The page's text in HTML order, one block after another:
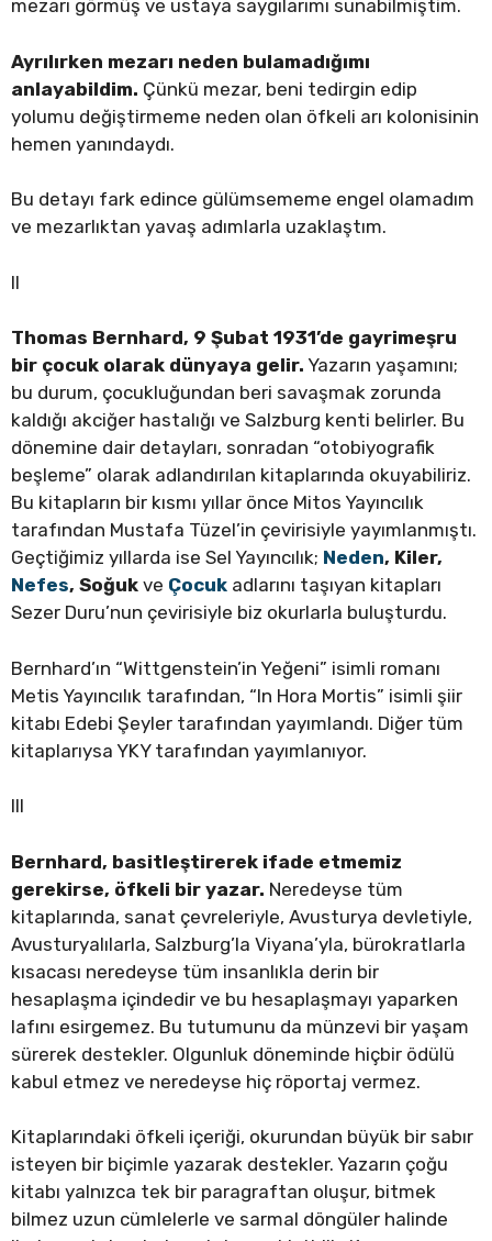
mezarı görmüş ve ustaya saygılarımı sunabilmiştim.
Ayrılırken mezarı neden bulamadığımı
anlayabildim. Çünkü mezar, beni tedirgin edip
yolumu değiştirmeme neden olan öfkeli arı kolonisinin
hemen yanındaydı.
Bu detayı fark edince gülümsememe engel olamadım
ve mezarlıktan yavaş adımlarla uzaklaştım.
II
Thomas Bernhard, 9 Şubat 1931’de gayrimeşru
bir çocuk olarak dünyaya gelir. Yazarın yaşamını;
bu durum, çocukluğundan beri savaşmak zorunda
kaldığı akciğer hastalığı ve Salzburg kenti belirler. Bu
dönemine dair detayları, sonradan “otobiyografik
beşleme” olarak adlandırılan kitaplarında okuyabiliriz.
Bu kitapların bir kısmı yıllar önce Mitos Yayıncılık
tarafından Mustafa Tüzel’in çevirisiyle yayımlanmıştı.
Geçtiğimiz yıllarda ise Sel Yayıncılık; Neden, Kiler,
Nefes, Soğuk ve Çocuk adlarını taşıyan kitapları
Sezer Duru’nun çevirisiyle biz okurlarla buluşturdu.
Bernhard’ın “Wittgenstein’in Yeğeni” isimli romanı
Metis Yayıncılık tarafından, “In Hora Mortis” isimli şiir
kitabı Edebi Şeyler tarafından yayımlandı. Diğer tüm
kitaplarıysa YKY tarafından yayımlanıyor.
III
Bernhard, basitleştirerek ifade etmemiz
gerekirse, öfkeli bir yazar. Neredeyse tüm
kitaplarında, sanat çevreleriyle, Avusturya devletiyle,
Avusturyalılarla, Salzburg’la Viyana’yla, bürokratlarla
kısacası neredeyse tüm insanlıkla derin bir
hesaplaşma içindedir ve bu hesaplaşmayı yaparken
lafını esirgemez. Bu tutumunu da münzevi bir yaşam
sürerek destekler. Olgunluk döneminde hiçbir ödülü
kabul etmez ve neredeyse hiç röportaj vermez.
Kitaplarındaki öfkeli içeriği, okurundan büyük bir sabır
isteyen bir biçimle yazarak destekler. Yazarın çoğu
kitabı yalnızca tek bir paragraftan oluşur, bitmek
bilmez uzun cümlelerle ve sarmal döngüler halinde